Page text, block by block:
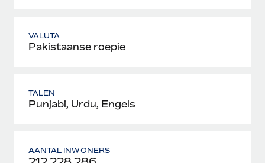
VALUTA
Pakistaanse roepie
TALEN
Punjabi, Urdu, Engels
AANTAL INWONERS